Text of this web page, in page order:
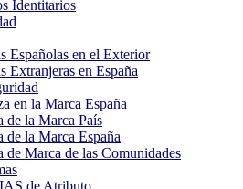
Identitarios
Españolas en el Exterior
Extranjeras en España
en la Marca España
de la Marca País
de la Marca España
de Marca de las Comunidades
de Atributo